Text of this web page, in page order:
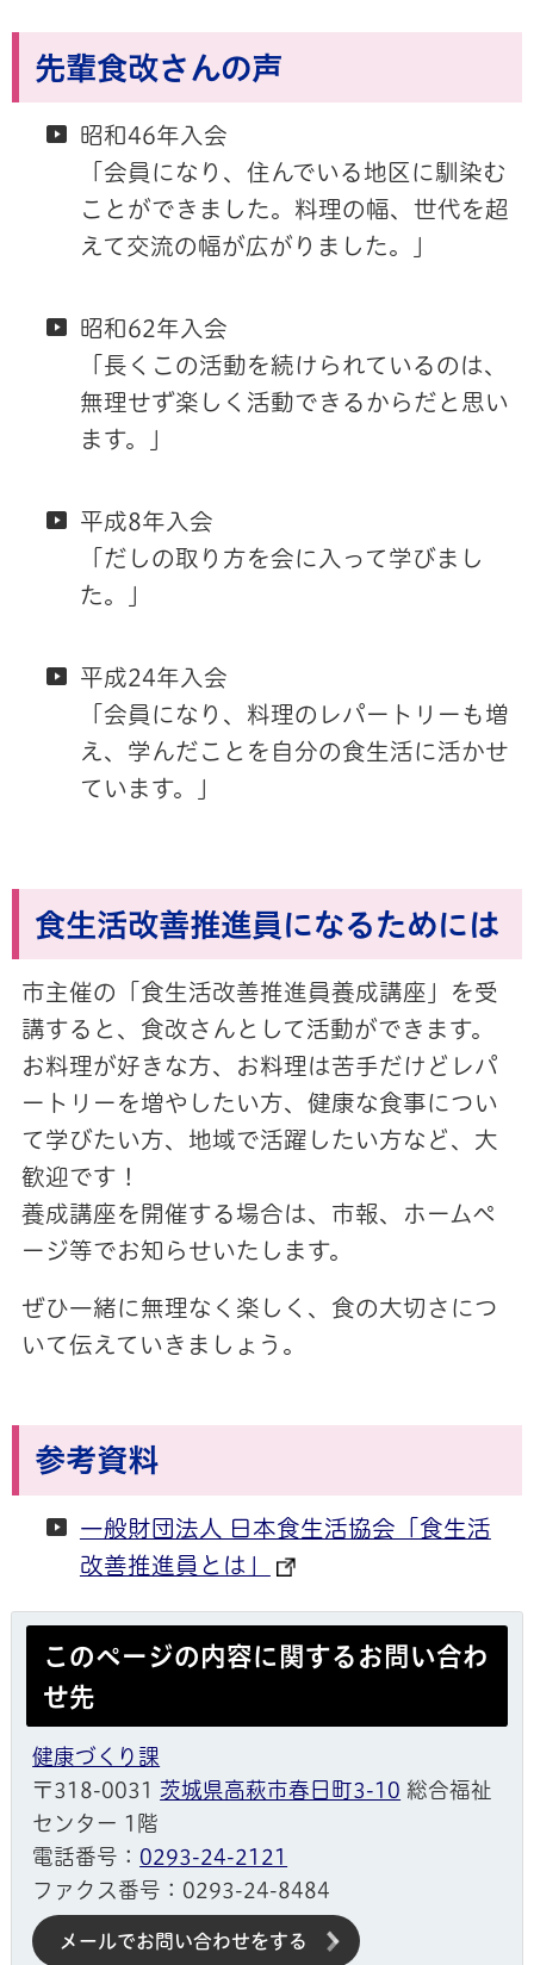
先輩食改さんの声
昭和46年入会
「会員になり、住んでいる地区に馴染む
ことができました。料理の幅、世代を超
えて交流の幅が広がりました。」
昭和62年入会
「長くこの活動を続けられているのは、
無理せず楽しく活動できるからだと思い
ます。」
平成8年入会
「だしの取り方を会に入って学びまし
た。」
平成24年入会
「会員になり、料理のレパートリーも増
え、学んだことを自分の食生活に活かせ
ています。」
食生活改善推進員になるためには
市主催の「食生活改善推進員養成講座」を受
講すると、食改さんとして活動ができます。
お料理が好きな方、お料理は苦手だけどレパ
ートリーを増やしたい方、健康な食事につい
て学びたい方、地域で活躍したい方など、大
歓迎です！
養成講座を開催する場合は、市報、ホームペ
ージ等でお知らせいたします。
ぜひ一緒に無理なく楽しく、食の大切さにつ
いて伝えていきましょう。
参考資料
一般財団法人 日本食生活協会「食生活
改善推進員とは」
このページの内容に関するお問い合わ
せ先
健康づくり課
〒318-0031 茨城県高萩市春日町3-10 総合福祉
センター 1階
電話番号： 0293-24-2121
ファクス番号：0293-24-8484
メールでお問い合わせをする